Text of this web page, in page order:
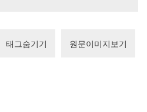
태그숨기기 원문이미지보기